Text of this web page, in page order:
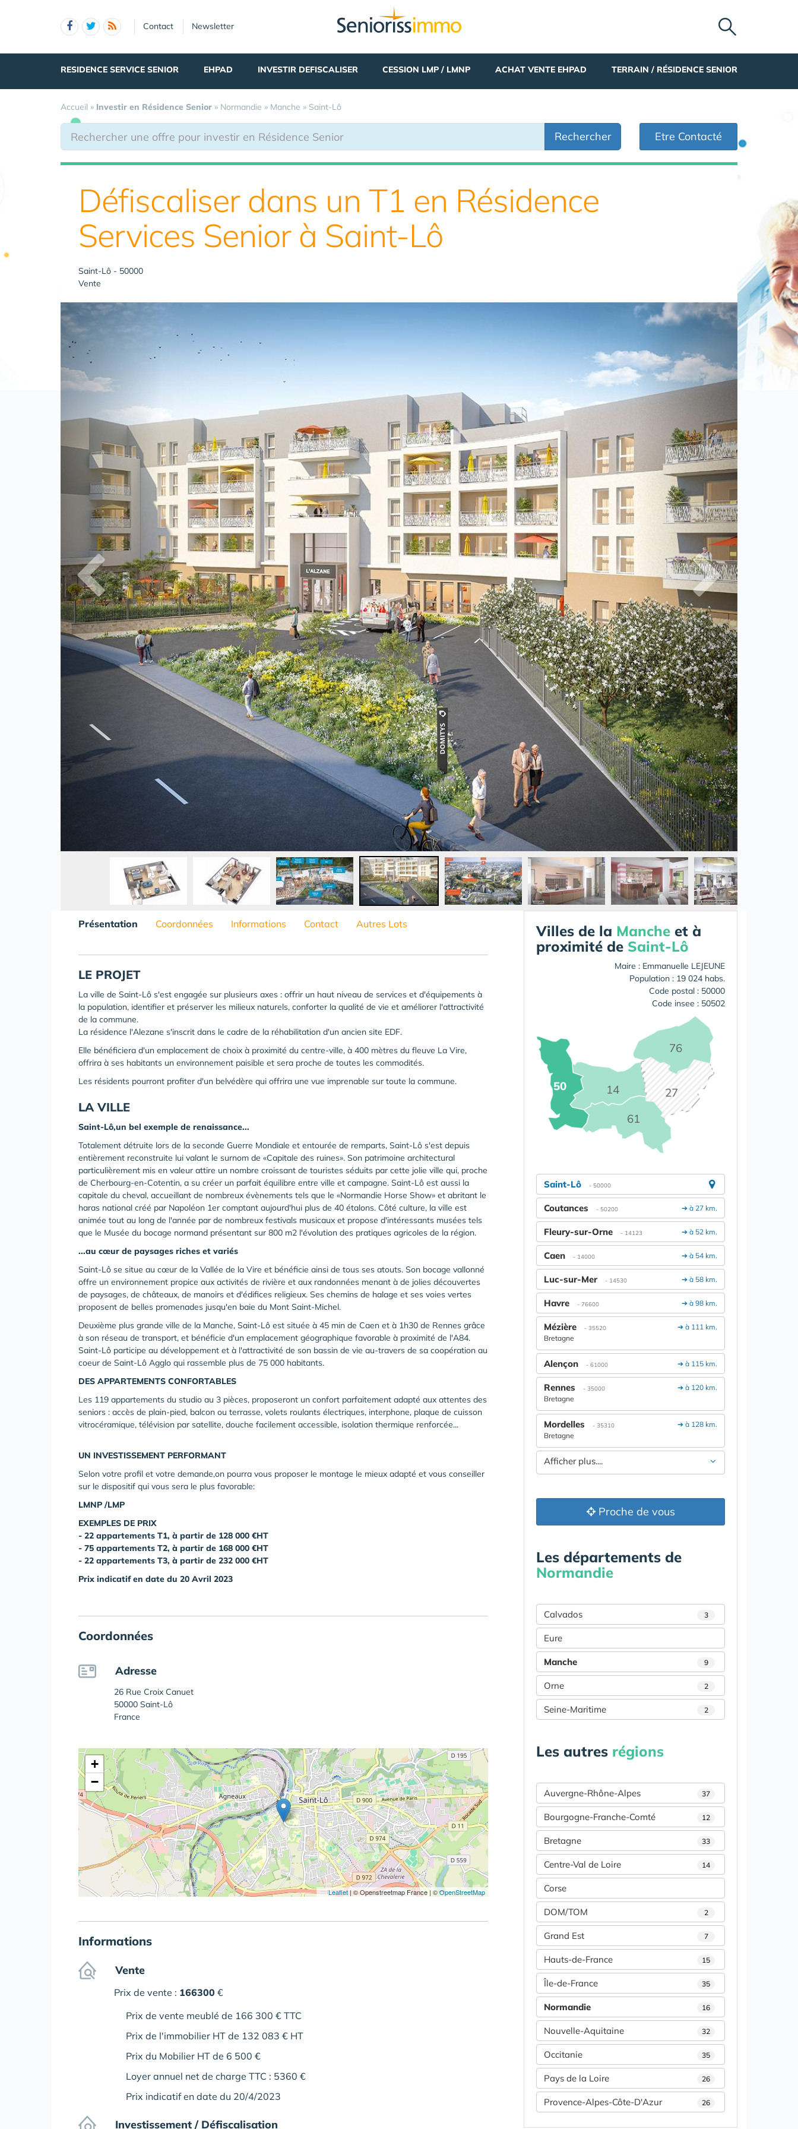
Contact Newsletter
RESIDENCE SERVICE SENIOR EHPAD INVESTIR DEFISCALISER CESSION LMP / LMNP ACHAT VENTE EHPAD TERRAIN / RÉSIDENCE SENIOR
Accueil » Investir en Résidence Senior » Normandie » Manche » Saint-Lô
Rechercher Etre Contacté
Défiscaliser dans un T1 en Résidence
Services Senior à Saint-Lô
Saint-Lô - 50000
Vente
Présentation Coordonnées Informations Contact Autres Lots
LE PROJET
La ville de Saint-Lô s'est engagée sur plusieurs axes : offrir un haut niveau de services et d'équipements à
la population, identifier et préserver les milieux naturels, conforter la qualité de vie et améliorer l'attractivité
de la commune.
La résidence l'Alezane s'inscrit dans le cadre de la réhabilitation d'un ancien site EDF.
Elle bénéficiera d'un emplacement de choix à proximité du centre-ville, à 400 mètres du fleuve La Vire,
offrira à ses habitants un environnement paisible et sera proche de toutes les commodités.
Les résidents pourront profiter d'un belvédère qui offrira une vue imprenable sur toute la commune.
LA VILLE
Saint-Lô,un bel exemple de renaissance...
Totalement détruite lors de la seconde Guerre Mondiale et entourée de remparts, Saint-Lô s'est depuis
entièrement reconstruite lui valant le surnom de «Capitale des ruines». Son patrimoine architectural
particulièrement mis en valeur attire un nombre croissant de touristes séduits par cette jolie ville qui, proche
de Cherbourg-en-Cotentin, a su créer un parfait équilibre entre ville et campagne. Saint-Lô est aussi la
capitale du cheval, accueillant de nombreux évènements tels que le «Normandie Horse Show» et abritant le
haras national créé par Napoléon 1er comptant aujourd'hui plus de 40 étalons. Côté culture, la ville est
animée tout au long de l'année par de nombreux festivals musicaux et propose d'intéressants musées tels
que le Musée du bocage normand présentant sur 800 m2 l'évolution des pratiques agricoles de la région.
...au cœur de paysages riches et variés
Saint-Lô se situe au cœur de la Vallée de la Vire et bénéficie ainsi de tous ses atouts. Son bocage vallonné
offre un environnement propice aux activités de rivière et aux randonnées menant à de jolies découvertes
de paysages, de châteaux, de manoirs et d'édifices religieux. Ses chemins de halage et ses voies vertes
proposent de belles promenades jusqu'en baie du Mont Saint-Michel.
Deuxième plus grande ville de la Manche, Saint-Lô est située à 45 min de Caen et à 1h30 de Rennes grâce
à son réseau de transport, et bénéficie d'un emplacement géographique favorable à proximité de l'A84.
Saint-Lô participe au développement et à l'attractivité de son bassin de vie au-travers de sa coopération au
coeur de Saint-Lô Agglo qui rassemble plus de 75 000 habitants.
DES APPARTEMENTS CONFORTABLES
Les 119 appartements du studio au 3 pièces, proposeront un confort parfaitement adapté aux attentes des
seniors : accès de plain-pied, balcon ou terrasse, volets roulants électriques, interphone, plaque de cuisson
vitrocéramique, télévision par satellite, douche facilement accessible, isolation thermique renforcée...
UN INVESTISSEMENT PERFORMANT
Selon votre profil et votre demande,on pourra vous proposer le montage le mieux adapté et vous conseiller
sur le dispositif qui vous sera le plus favorable:
LMNP /LMP
EXEMPLES DE PRIX
- 22 appartements T1, à partir de 128 000 €HT
- 75 appartements T2, à partir de 168 000 €HT
- 22 appartements T3, à partir de 232 000 €HT
Prix indicatif en date du 20 Avril 2023
Coordonnées
Adresse
26 Rue Croix Canuet
50000 Saint-Lô
France
+
−
Leaflet|© Openstreetmap France | ©OpenStreetMap
Informations
Vente
Prix de vente : 166300 €
Prix de vente meublé de 166 300 € TTC
Prix de l'immobilier HT de 132 083 € HT
Prix du Mobilier HT de 6 500 €
Loyer annuel net de charge TTC : 5360 €
Prix indicatif en date du 20/4/2023
Investissement / Défiscalisation
Villes de la Manche et à
proximité de Saint-Lô
Maire : Emmanuelle LEJEUNE
Population : 19 024 habs.
Code postal : 50000
Code insee : 50502
14 27
50
61
76
Saint-Lô - 50000
➔ à 27 km.
Coutances - 50200
➔ à 52 km.
Fleury-sur-Orne - 14123
➔ à 54 km.
Caen - 14000
➔ à 58 km.
Luc-sur-Mer - 14530
➔ à 98 km.
Havre - 76600
➔ à 111 km.
Mézière - 35520
Bretagne
➔ à 115 km.
Alençon - 61000
➔ à 120 km.
Rennes - 35000
Bretagne
➔ à 128 km.
Mordelles - 35310
Bretagne
Afficher plus....
Proche de vous
Les départements de
Normandie
Calvados 3
Eure
Manche 9
Orne 2
Seine-Maritime 2
Les autres régions
Auvergne-Rhône-Alpes 37
Bourgogne-Franche-Comté 12
Bretagne 33
Centre-Val de Loire 14
Corse
DOM/TOM 2
Grand Est 7
Hauts-de-France 15
Île-de-France 35
Normandie 16
Nouvelle-Aquitaine 32
Occitanie 35
Pays de la Loire 26
Provence-Alpes-Côte-D'Azur 26